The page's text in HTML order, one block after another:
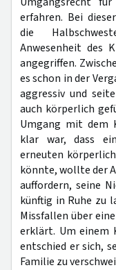
erfahren. Bei
die
Anwesenheit des
angegriffen.
es schon in der
aggressiv und
auch körperlich
Umgang mit dem
klar war, dass
erneuten
könnte, wollte der
auffordern, seine
künftig in Ruhe zu
Missfallen über
erklärt. Um einem
entschied er sich,
Familie zu